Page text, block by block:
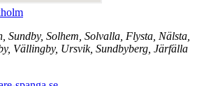
Sundby, Solhem, Solvalla, Flysta, Nälsta,
Vällingby, Ursvik, Sundbyberg, Järfälla